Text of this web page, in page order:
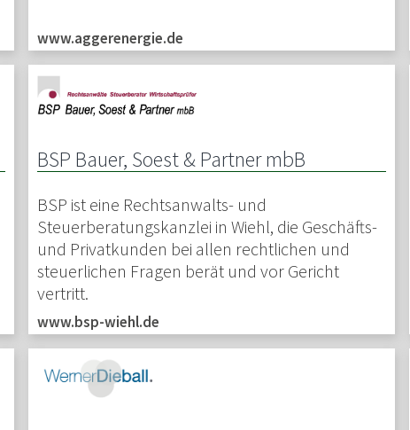
www.aggerenergie.de
BSP Bauer, Soest & Partner mbB
BSP ist eine Rechtsanwalts- und
Steuerberatungskanzlei in Wiehl, die Geschäfts-
und Privatkunden bei allen rechtlichen und
steuerlichen Fragen berät und vor Gericht
vertritt.
www.bsp-wiehl.de